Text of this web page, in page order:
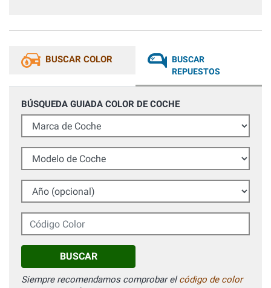
BUSCAR COLOR
BUSCAR
REPUESTOS
BÚSQUEDA GUIADA COLOR DE COCHE
Marca de Coche
Modelo de Coche
Año (opcional)
Código Color
BUSCAR
Siempre recomendamos comprobar elcódigo de color